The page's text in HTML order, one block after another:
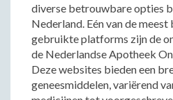
diverse betrouwbare opties
Nederland. Eén van de meest
gebruikte platforms zijn de
de Nederlandse Apotheek
Deze websites bieden een
geneesmiddelen, variërend